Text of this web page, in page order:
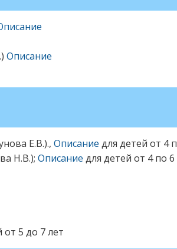
Описание
Е.В.)., Описание для детей от 4
Н.В.); Описание для детей от 4 по 6
от 5 до 7 лет